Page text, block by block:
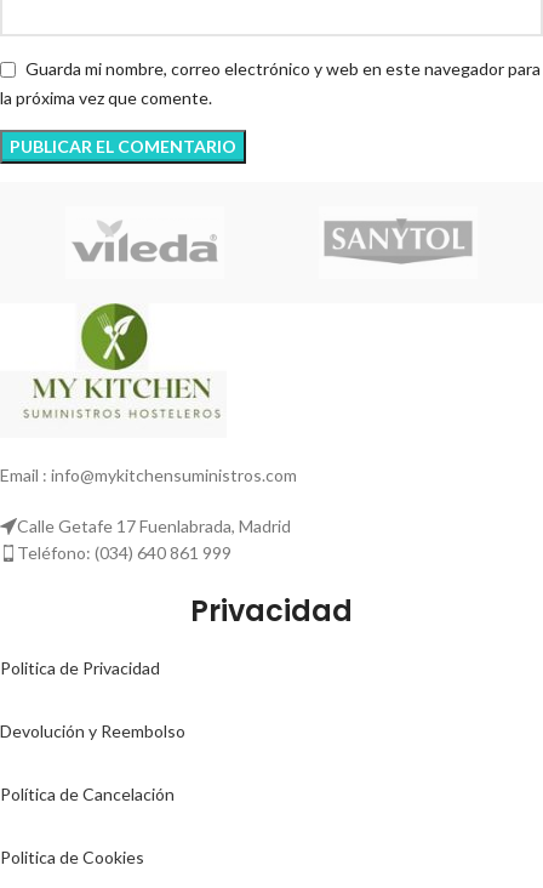
Guarda mi nombre, correo electrónico y web en este navegador para
la próxima vez que comente.
Email : info@mykitchensuministros.com
Calle Getafe 17 Fuenlabrada, Madrid
Teléfono: (034) 640 861 999
Privacidad
Politica de Privacidad
Devolución y Reembolso
Política de Cancelación
Politica de Cookies